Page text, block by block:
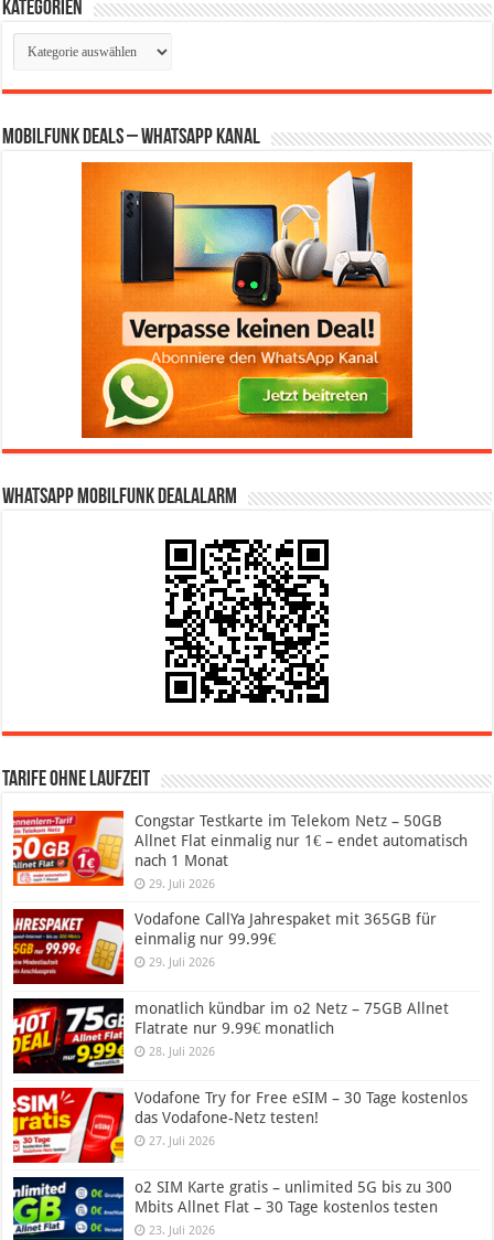
Kategorien
Kategorien
Mobilfunk Deals – WhatsApp Kanal
WhatsApp Mobilfunk DealAlarm
Tarife ohne Laufzeit
Congstar Testkarte im Telekom Netz – 50GB
Allnet Flat einmalig nur 1€ – endet automatisch
nach 1 Monat
29. Juli 2026
Vodafone CallYa Jahrespaket mit 365GB für
einmalig nur 99.99€
29. Juli 2026
monatlich kündbar im o2 Netz – 75GB Allnet
Flatrate nur 9.99€ monatlich
28. Juli 2026
Vodafone Try for Free eSIM – 30 Tage kostenlos
das Vodafone-Netz testen!
27. Juli 2026
o2 SIM Karte gratis – unlimited 5G bis zu 300
Mbits Allnet Flat – 30 Tage kostenlos testen
23. Juli 2026